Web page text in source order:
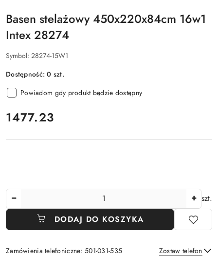
Basen stelażowy 450x220x84cm 16w1
Intex 28274
Symbol: 28274-15W1
Dostępność:0 szt.
Powiadom gdy produkt będzie dostępny
cena:
1477.23
szt.
DODAJ DO KOSZYKA
Zamówienia telefoniczne: 501-031-535 Zostaw telefon